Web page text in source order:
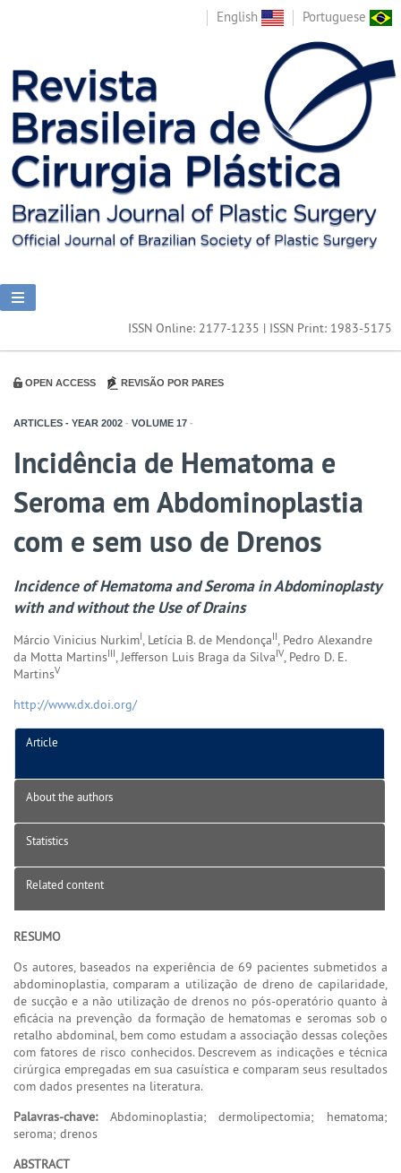
English Portuguese
ISSN Online: 2177-1235 | ISSN Print: 1983-5175
OPEN ACCESS REVISÃO POR PARES
ARTICLES - YEAR 2002 - VOLUME 17 -
Incidência de Hematoma e
Seroma em Abdominoplastia
com e sem uso de Drenos
Incidence of Hematoma and Seroma in Abdominoplasty
with and without the Use of Drains
Márcio Vinicius NurkimI, Letícia B. de MendonçaII, Pedro Alexandre
da Motta MartinsIII, Jefferson Luis Braga da SilvaIV, Pedro D. E.
MartinsV
http://www.dx.doi.org/
Article
About the authors
Statistics
Related content
RESUMO
Os autores, baseados na experiência de 69 pacientes submetidos a
abdominoplastia, comparam a utilização de dreno de capilaridade,
de sucção e a não utilização de drenos no pós-operatório quanto à
eficácia na prevenção da formação de hematomas e seromas sob o
retalho abdominal, bem como estudam a associação dessas coleções
com fatores de risco conhecidos. Descrevem as indicações e técnica
cirúrgica empregadas em sua casuística e comparam seus resultados
com dados presentes na literatura.
Palavras-chave:Abdominoplastia; dermolipectomia; hematoma;
seroma; drenos
ABSTRACT